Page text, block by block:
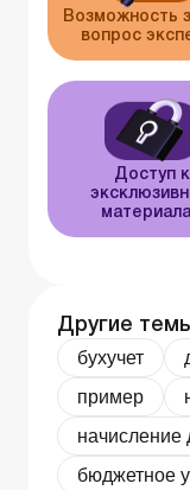
Возможность
вопрос
Доступ к
Другие
бухучет
пример
начисление
бюджетное